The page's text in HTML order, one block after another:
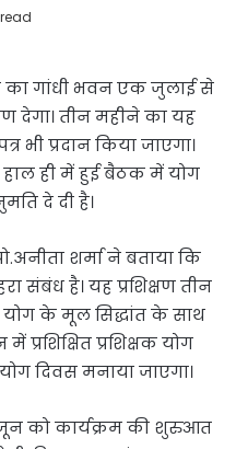
का गांधी भवन एक जुलाई से
देगा। तीन महीने का यह
भी प्रदान किया जाएगा।
ही में हुई बैठक में योग
दे दी है।
शर्मा ने बताया कि
संबंध है। यह प्रशिक्षण तीन
योग के मूल सिद्धांत के साथ
प्रशिक्षित प्रशिक्षक योग
दिवस मनाया जाएगा।
जून को कार्यक्रम की शुरुआत